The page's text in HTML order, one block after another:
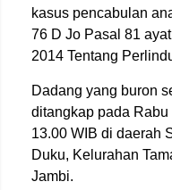
kasus pencabulan
76 D Jo Pasal 81
2014 Tentang
Dadang yang buron
ditangkap pada Rabu
13.00 WIB di daerah
Duku, Kelurahan
Jambi.